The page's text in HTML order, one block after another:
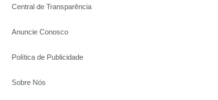
Central de Transparência
Anuncie Conosco
Política de Publicidade
Sobre Nós